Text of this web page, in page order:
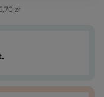
zł